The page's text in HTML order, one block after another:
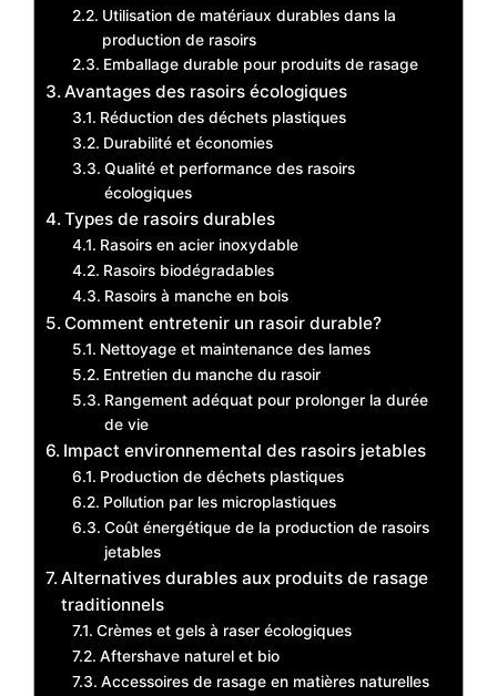
Utilisation de matériaux durables dans la
production de rasoirs
Emballage durable pour produits de rasage
Avantages des rasoirs écologiques
Réduction des déchets plastiques
Durabilité et économies
Qualité et performance des rasoirs
écologiques
Types de rasoirs durables
Rasoirs en acier inoxydable
Rasoirs biodégradables
Rasoirs à manche en bois
Comment entretenir un rasoir durable?
Nettoyage et maintenance des lames
Entretien du manche du rasoir
Rangement adéquat pour prolonger la durée
de vie
Impact environnemental des rasoirs jetables
Production de déchets plastiques
Pollution par les microplastiques
Coût énergétique de la production de rasoirs
jetables
Alternatives durables aux produits de rasage
traditionnels
Crèmes et gels à raser écologiques
Aftershave naturel et bio
Accessoires de rasage en matières naturelles